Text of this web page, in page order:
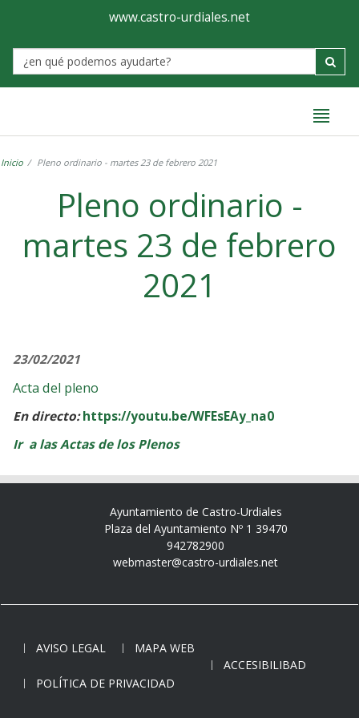
Ayuntamiento
de
Castro-
www.castro-urdiales.net
Label
Inicio Pleno ordinario - martes 23 de febrero 2021
Pleno ordinario -
martes 23 de febrero
2021
23/02/2021
Acta del pleno
En directo:https://youtu.be/WFEsEAy_na0
Ir a las Actas de los Plenos
Ayuntamiento de Castro-Urdiales
Plaza del Ayuntamiento Nº 1 39470
942782900
webmaster@castro-urdiales.net
AVISO LEGAL
MAPA WEB
ACCESIBILIBAD
POLÍTICA DE PRIVACIDAD